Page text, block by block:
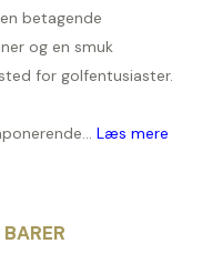
betagende
og en smuk
for golfentusiaster.
Læs mere